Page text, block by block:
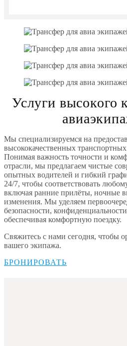
Услуги высокого
Мы специализируемся на
высококачественных
Понимая важность точности и
отрасли, мы предлагаем чистые
опытных водителей и гибкий
24/7, чтобы соответствовать
включая ранние прилёты, ночные
изменения. Мы уделяем
безопасности,
обеспечивая комфортную поездку.
Свяжитесь с нами сегодня, чтобы
вашего экипажа.
БРОНИРОВАТЬ